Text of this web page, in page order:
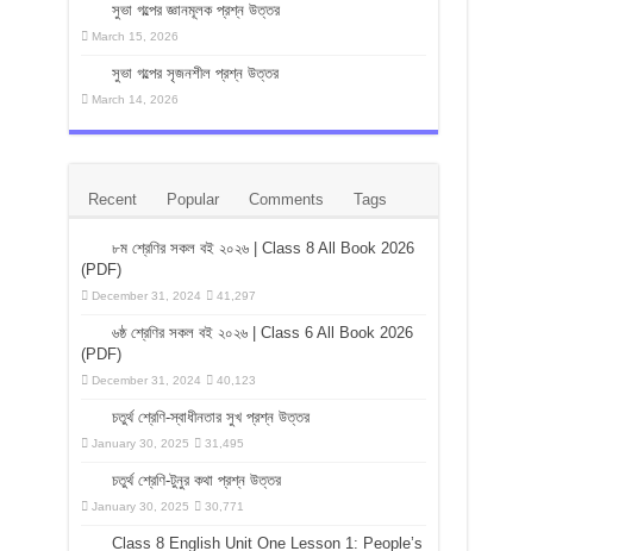
সুভা গল্পের জ্ঞানমূলক প্রশ্ন উত্তর
March 15, 2026
সুভা গল্পের সৃজনশীল প্রশ্ন উত্তর
March 14, 2026
Recent Popular Comments Tags
৮ম শ্রেণির সকল বই ২০২৬ | Class 8 All Book 2026
(PDF)
December 31, 2024 41,297
৬ষ্ঠ শ্রেণির সকল বই ২০২৬ | Class 6 All Book 2026
(PDF)
December 31, 2024 40,123
চতুর্থ শ্রেণি-স্বাধীনতার সুখ প্রশ্ন উত্তর
January 30, 2025 31,495
চতুর্থ শ্রেণি-টুনুর কথা প্রশ্ন উত্তর
January 30, 2025 30,771
Class 8 English Unit One Lesson 1: People’s